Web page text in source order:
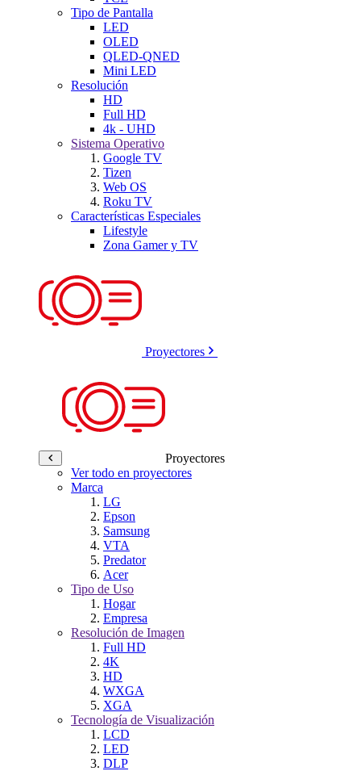
Tipo de Pantalla
LED
OLED
QLED-QNED
Mini LED
Resolución
HD
Full HD
4k - UHD
Sistema Operativo
Google TV
Tizen
Web OS
Roku TV
Características Especiales
Lifestyle
Zona Gamer y TV
Proyectores
Proyectores
Ver todo en proyectores
Marca
LG
Epson
Samsung
VTA
Predator
Acer
Tipo de Uso
Hogar
Empresa
Resolución de Imagen
Full HD
4K
HD
WXGA
XGA
Tecnología de Visualización
LCD
LED
DLP